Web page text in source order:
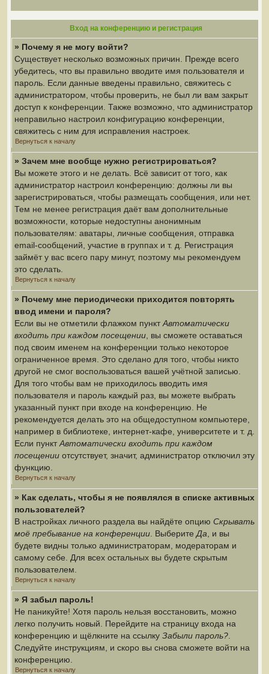
Вход на конференцию и регистрация
» Почему я не могу войти?
Существует несколько возможных причин. Прежде всего
убедитесь, что вы правильно вводите имя пользователя и
пароль. Если данные введены правильно, свяжитесь с
администратором, чтобы проверить, не был ли вам закрыт
доступ к конференции. Также возможно, что администратор
неправильно настроил конфигурацию конференции,
свяжитесь с ним для исправления настроек.
Вернуться к началу
» Зачем мне вообще нужно регистрироваться?
Вы можете этого и не делать. Всё зависит от того, как
администратор настроил конференцию: должны ли вы
зарегистрироваться, чтобы размещать сообщения, или нет.
Тем не менее регистрация даёт вам дополнительные
возможности, которые недоступны анонимным
пользователям: аватары, личные сообщения, отправка
email-сообщений, участие в группах и т. д. Регистрация
займёт у вас всего пару минут, поэтому мы рекомендуем
это сделать.
Вернуться к началу
» Почему мне периодически приходится повторять
ввод имени и пароля?
Если вы не отметили флажком пунктАвтоматически
входить при каждом посещении , вы сможете оставаться
под своим именем на конференции только некоторое
ограниченное время. Это сделано для того, чтобы никто
другой не смог воспользоваться вашей учётной записью.
Для того чтобы вам не приходилось вводить имя
пользователя и пароль каждый раз, вы можете выбрать
указанный пункт при входе на конференцию. Не
рекомендуется делать это на общедоступном компьютере,
например в библиотеке, интернет-кафе, университете и т. д.
Если пунктАвтоматически входить при каждом
посещении отсутствует, значит, администратор отключил эту
функцию.
Вернуться к началу
» Как сделать, чтобы я не появлялся в списке активных
пользователей?
В настройках личного раздела вы найдёте опцию Скрывать
моё пребывание на конференции . Выберите Да , и вы
будете видны только администраторам, модераторам и
самому себе. Для всех остальных вы будете скрытым
пользователем.
Вернуться к началу
» Я забыл пароль!
Не паникуйте! Хотя пароль нельзя восстановить, можно
легко получить новый. Перейдите на страницу входа на
конференцию и щёлкните на ссылку Забыли пароль?
Следуйте инструкциям, и скоро вы снова сможете войти на
конференцию.
Вернуться к началу